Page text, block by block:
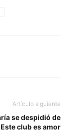
Artículo siguiente
se despidió de
club es amor